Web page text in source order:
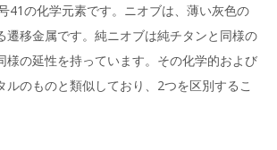
41の化学元素です。ニオブは、薄い灰色の
遷移金属です。純ニオブは純チタンと同様の
様の延性を持っています。その化学的および
ルのものと類似しており、2つを区別するこ